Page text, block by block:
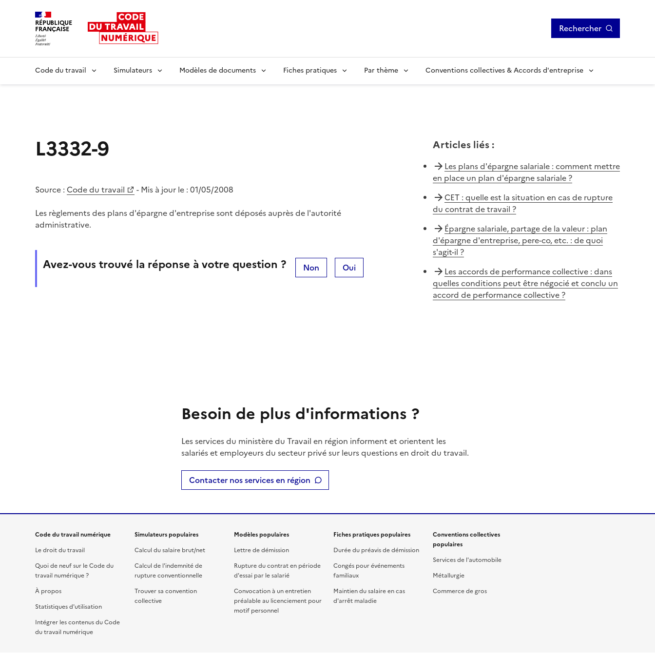
RÉPUBLIQUE
FRANÇAISE Rechercher
Code du travail Simulateurs Modèles de documents Fiches pratiques Par thème Conventions collectives & Accords d'entreprise
L3332-9
Source : Code du travail - Mis à jour le : 01/05/2008
Les règlements des plans d'épargne d'entreprise sont déposés auprès de l'autorité
administrative.
Avez-vous trouvé la réponse à votre question ? Non Oui
Articles liés:
Les plans d'épargne salariale : comment mettre
en place un plan d'épargne salariale ?
CET : quelle est la situation en cas de rupture
du contrat de travail ?
Épargne salariale, partage de la valeur : plan
d'épargne d'entreprise, pere-co, etc. : de quoi
s'agit-il ?
Les accords de performance collective : dans
quelles conditions peut être négocié et conclu un
accord de performance collective ?
Besoin de plus d'informations ?
Les services du ministère du Travail en région informent et orientent les
salariés et employeurs du secteur privé sur leurs questions en droit du travail.
Contacter nos services en région
Code du travail numérique
Le droit du travail
Quoi de neuf sur le Code du
travail numérique ?
À propos
Statistiques d'utilisation
Intégrer les contenus du Code
du travail numérique
Simulateurs populaires
Calcul du salaire brut/net
Calcul de l'indemnité de
rupture conventionnelle
Trouver sa convention
collective
Modèles populaires
Lettre de démission
Rupture du contrat en période
d'essai par le salarié
Convocation à un entretien
préalable au licenciement pour
motif personnel
Fiches pratiques populaires
Durée du préavis de démission
Congés pour événements
familiaux
Maintien du salaire en cas
d'arrêt maladie
Conventions collectives
populaires
Services de l'automobile
Métallurgie
Commerce de gros